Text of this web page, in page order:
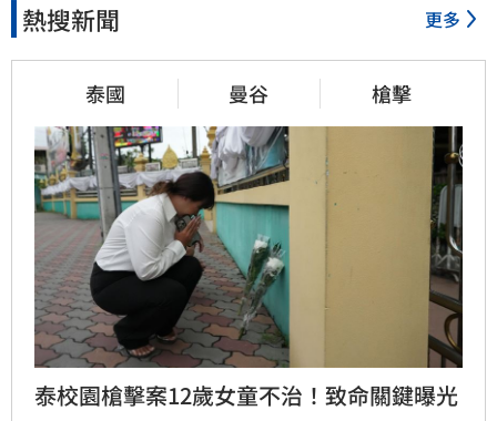
熱搜新聞 更多
泰國 曼谷 槍擊
泰校園槍擊案12歲女童不治！致命關鍵曝光